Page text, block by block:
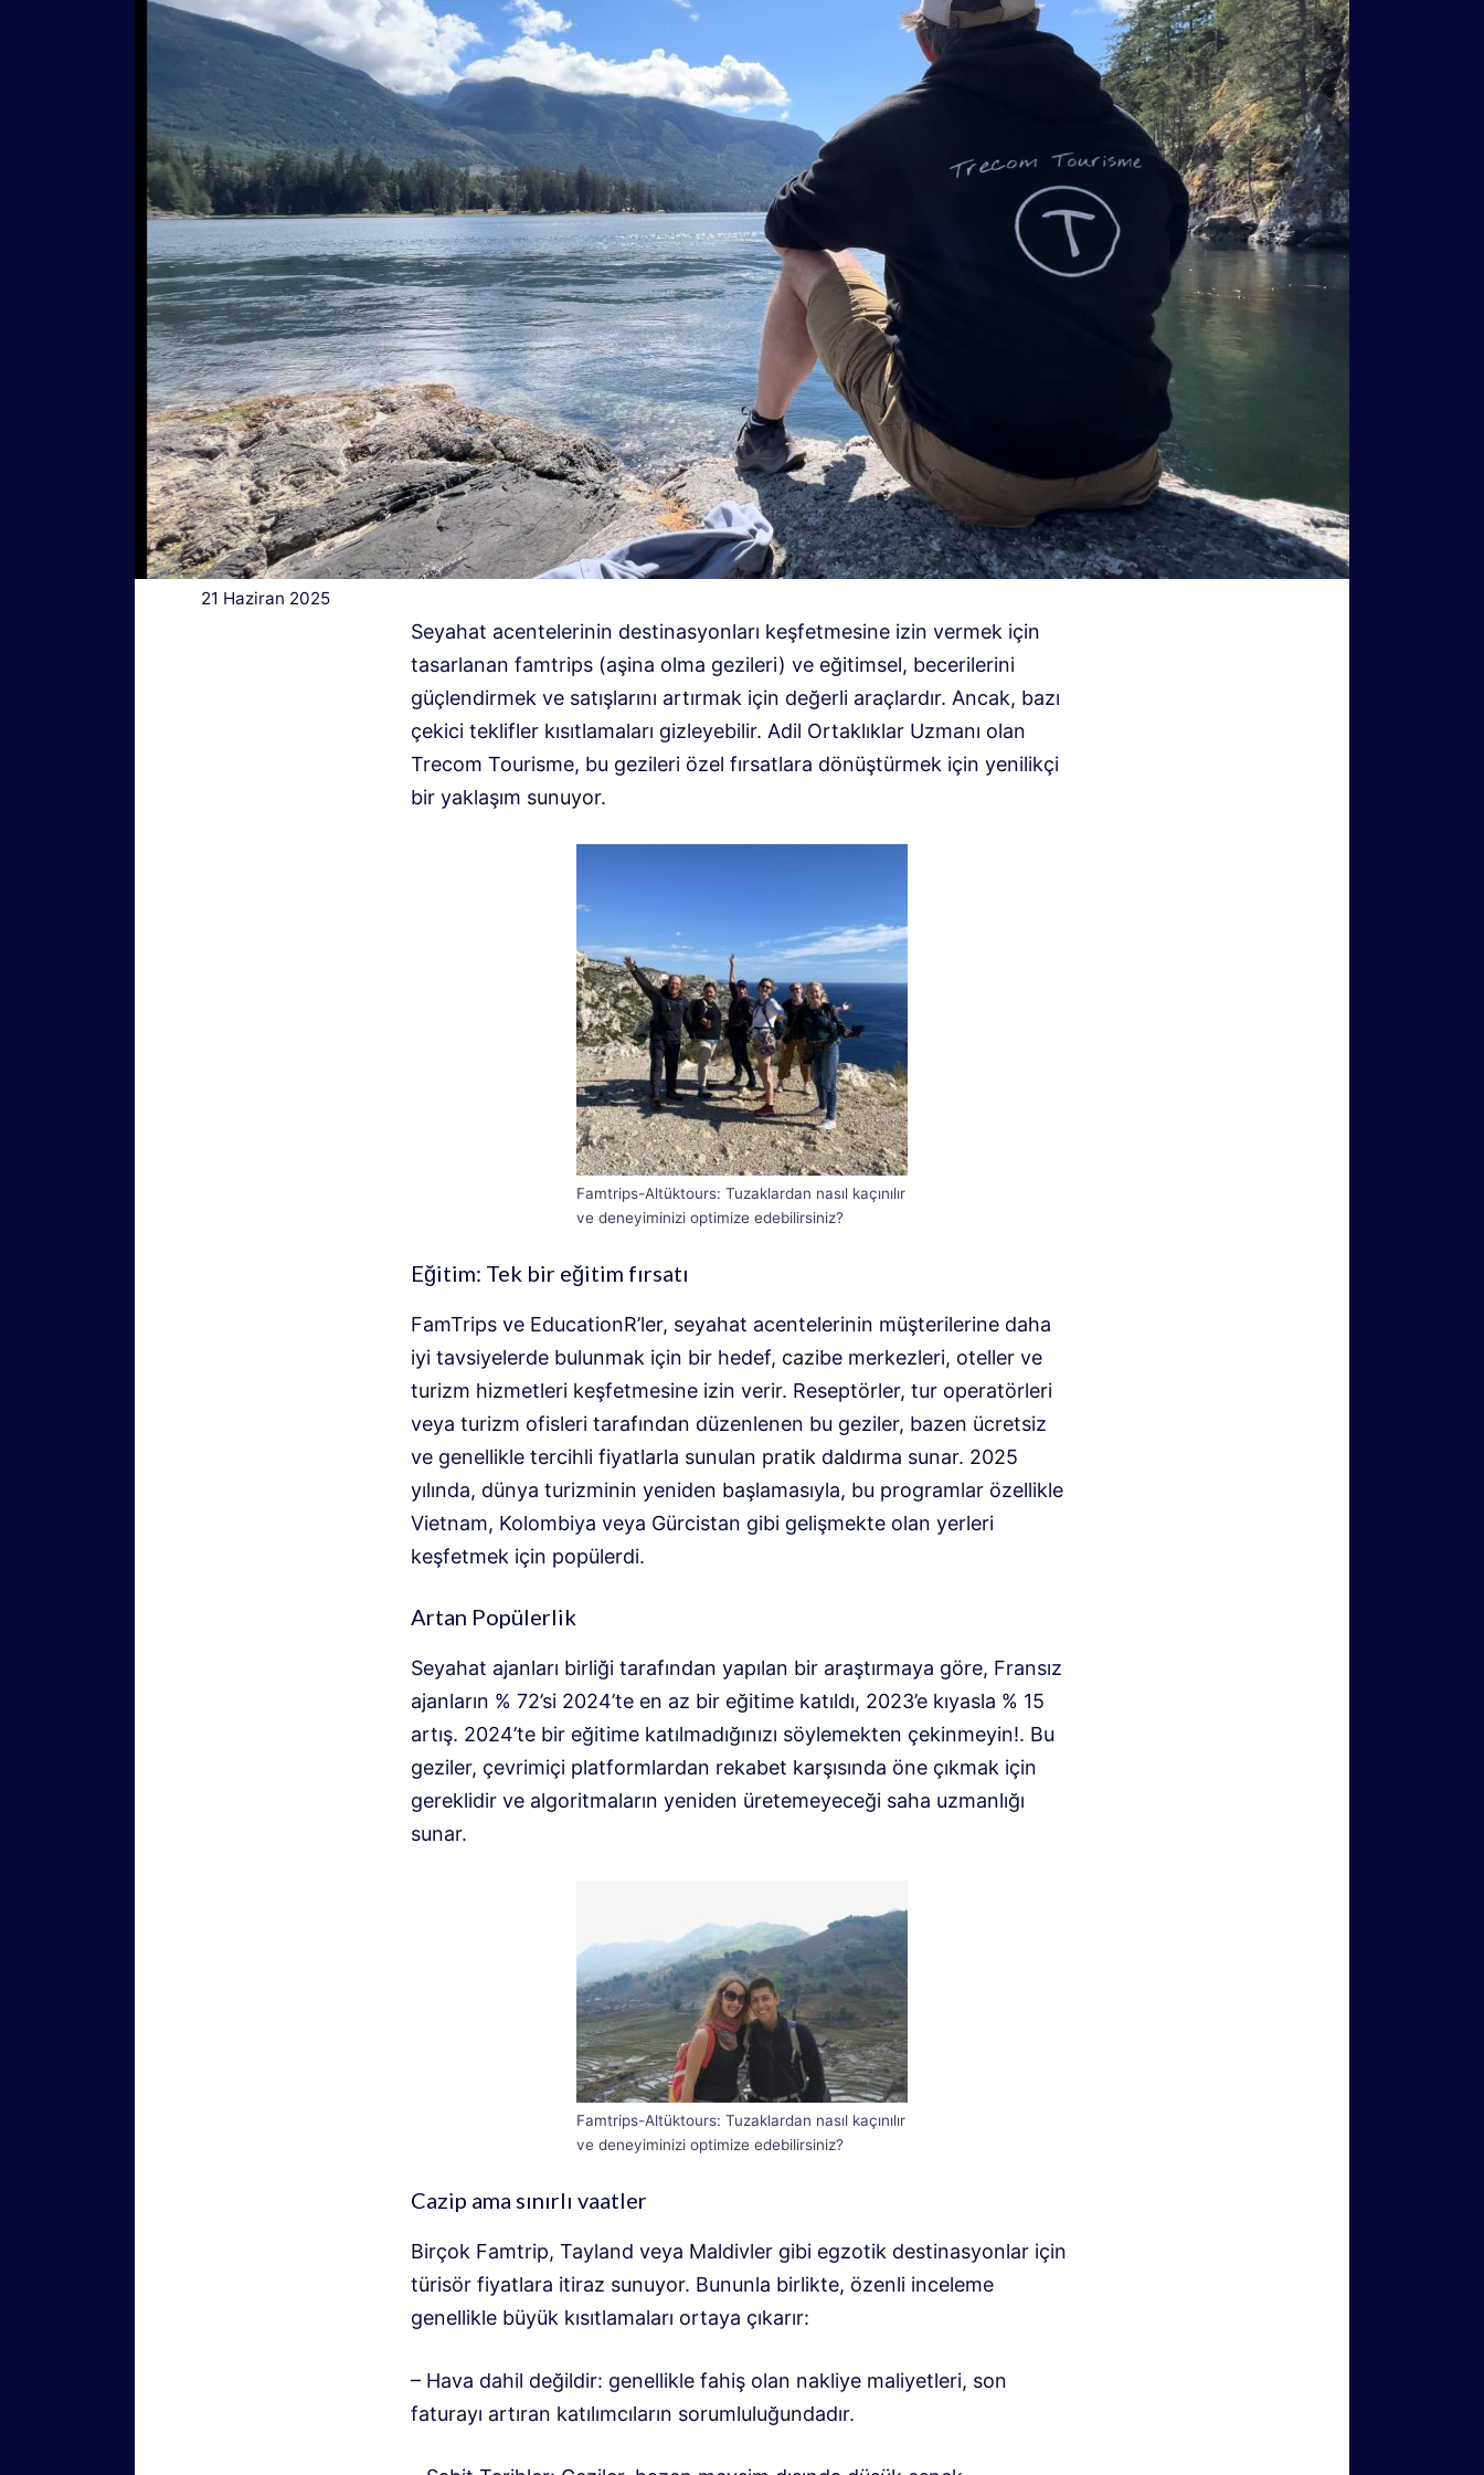
21 Haziran 2025
Seyahat acentelerinin destinasyonları keşfetmesine izin vermek için
tasarlanan famtrips (aşina olma gezileri) ve eğitimsel, becerilerini
güçlendirmek ve satışlarını artırmak için değerli araçlardır. Ancak, bazı
çekici teklifler kısıtlamaları gizleyebilir. Adil Ortaklıklar Uzmanı olan
Trecom Tourisme, bu gezileri özel fırsatlara dönüştürmek için yenilikçi
bir yaklaşım sunuyor.
Famtrips-Altüktours: Tuzaklardan nasıl kaçınılır
ve deneyiminizi optimize edebilirsiniz?
Eğitim: Tek bir eğitim fırsatı
FamTrips ve EducationR’ler, seyahat acentelerinin müşterilerine daha
iyi tavsiyelerde bulunmak için bir hedef, cazibe merkezleri, oteller ve
turizm hizmetleri keşfetmesine izin verir. Reseptörler, tur operatörleri
veya turizm ofisleri tarafından düzenlenen bu geziler, bazen ücretsiz
ve genellikle tercihli fiyatlarla sunulan pratik daldırma sunar. 2025
yılında, dünya turizminin yeniden başlamasıyla, bu programlar özellikle
Vietnam, Kolombiya veya Gürcistan gibi gelişmekte olan yerleri
keşfetmek için popülerdi.
Artan Popülerlik
Seyahat ajanları birliği tarafından yapılan bir araştırmaya göre, Fransız
ajanların % 72’si 2024’te en az bir eğitime katıldı, 2023’e kıyasla % 15
artış. 2024’te bir eğitime katılmadığınızı söylemekten çekinmeyin!. Bu
geziler, çevrimiçi platformlardan rekabet karşısında öne çıkmak için
gereklidir ve algoritmaların yeniden üretemeyeceği saha uzmanlığı
sunar.
Famtrips-Altüktours: Tuzaklardan nasıl kaçınılır
ve deneyiminizi optimize edebilirsiniz?
Cazip ama sınırlı vaatler
Birçok Famtrip, Tayland veya Maldivler gibi egzotik destinasyonlar için
türisör fiyatlara itiraz sunuyor. Bununla birlikte, özenli inceleme
genellikle büyük kısıtlamaları ortaya çıkarır:
– Hava dahil değildir: genellikle fahiş olan nakliye maliyetleri, son
faturayı artıran katılımcıların sorumluluğundadır.